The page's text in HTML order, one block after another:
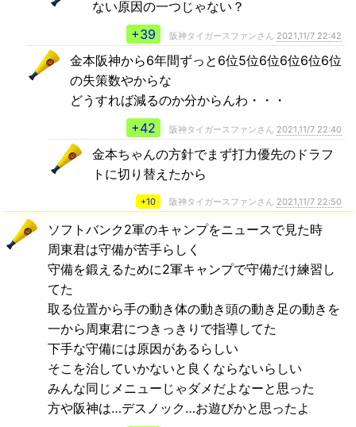
ない原因の一つじゃない？
+39
阪神タイガースファンさん 2021,11/7 22:42
金本阪神から6年間ずっと6位5位6位6位6位6位
の失策数やからな
どうすれば減るのか分からんわ・・・
+42
阪神タイガースファンさん 2021,11/7 22:40
金本ちゃんの方針でまず打力優先のドラフ
トに切り替えたから
+10 阪神タイガースファンさん 2021,11/7 22:50
ソフトバンク2軍のキャンプをニュースで見た時
周東君は守備が苦手らしく
守備を鍛えるために2軍キャンプで守備だけ練習し
てた
取る位置から手の動き体の動き頭の動き足の動きを
一から周東君につきっきりで指導してた
下手な守備には原因があるらしい
そこを治していかないと良くならないらしい
みんな同じメニューじゃダメだよなーと思った
方や阪神は…デスノック…お遊びかと思ったよ